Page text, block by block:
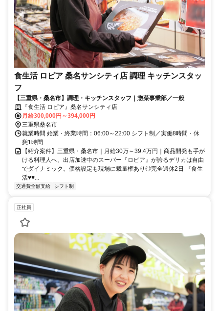
食生活 ロピア 桑名サンシティ店 調理 キッチンスタッ
フ
【三重県・桑名市】調理・キッチンスタッフ｜惣菜事業部／一般
『食生活 ロピア』桑名サンシティ店
月給300,000円～394,000円
三重県桑名市
就業時間 始業・終業時間：06:00～22:00 シフト制／実働8時間・休
憩1時間
【紹介案件】三重県・桑名市｜月給30万～39.4万円｜商品開発も手が
ける料理人へ。出店加速中のスーパー『ロピア』が誇るデリカは自由
でダイナミック。価格設定も現場に裁量権あり◎完全週休2日 『食生
活♥♥...
交通費全額支給 シフト制
正社員